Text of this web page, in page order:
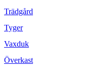
Trädgård
Tyger
Vaxduk
Överkast